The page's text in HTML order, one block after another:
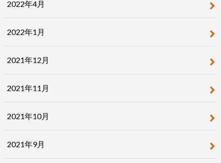
2022年4月
2022年1月
2021年12月
2021年11月
2021年10月
2021年9月